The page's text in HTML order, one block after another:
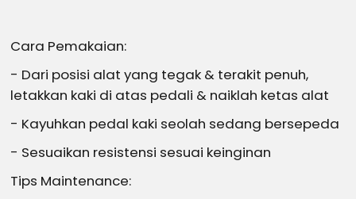
Cara Pemakaian:
- Dari posisi alat yang tegak & terakit penuh,
letakkan kaki di atas pedali & naiklah ketas alat
- Kayuhkan pedal kaki seolah sedang bersepeda
- Sesuaikan resistensi sesuai keinginan
Tips Maintenance: